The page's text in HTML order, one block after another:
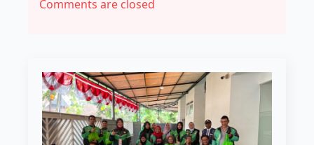
Comments are closed